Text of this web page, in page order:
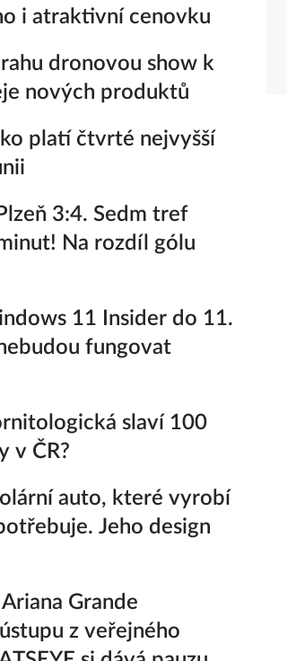
i atraktivní cenovku
dronovou show k
nových produktů
platí čtvrté nejvyšší
3:4. Sedm tref
Na rozdíl gólu
11 Insider do 11.
fungovat
slaví 100
v ČR?
auto, které vyrobí
Jeho design
Grande
z veřejného